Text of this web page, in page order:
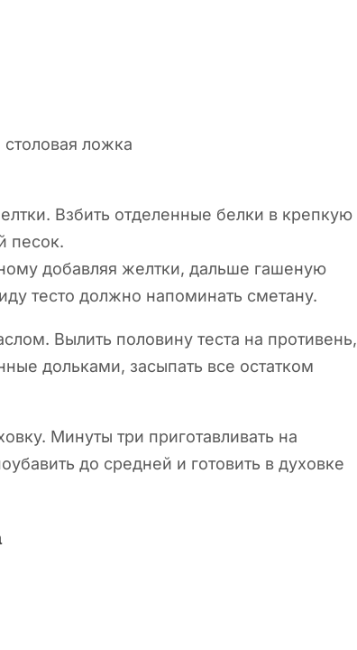
ложка
Взбить отделенные белки в крепкую
песок.
добавляя желтки, дальше гашеную
тесто должно напоминать сметану.
Вылить половину теста на противень,
дольками, засыпать все остатком
Минуты три приготавливать на
до средней и готовить в духовке